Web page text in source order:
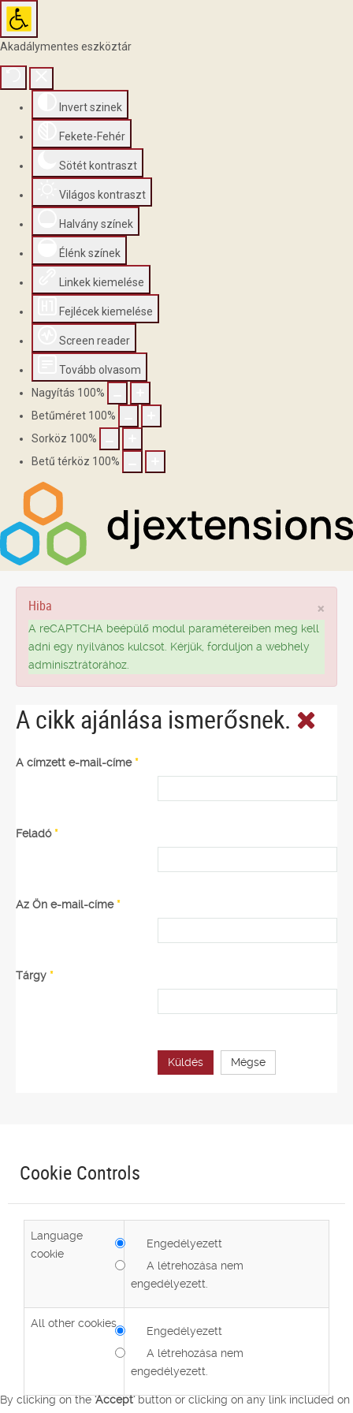
Akadálymentes eszköztár
Invert szinek
Fekete-Fehér
Sötét kontraszt
Világos kontraszt
Halvány színek
Élénk színek
Linkek kiemelése
Fejlécek kiemelése
Screen reader
Tovább olvasom
Nagyítás 100%
Betűméret 100%
Sorköz 100%
Betű térköz 100%
×
Hiba
A reCAPTCHA beépülő modul paramétereiben meg kell
adni egy nyilvános kulcsot. Kérjük, forduljon a webhely
adminisztrátorához.
A cikk ajánlása ismerősnek.
A címzett e-mail-címe*
Feladó*
Az Ön e-mail-címe*
Tárgy *
Küldés Mégse
By clicking on the'Accept'button or clicking on any link included on
Cookie Controls
Language
cookie
Engedélyezett
A létrehozása nem
engedélyezett.
All other cookies
Engedélyezett
A létrehozása nem
engedélyezett.